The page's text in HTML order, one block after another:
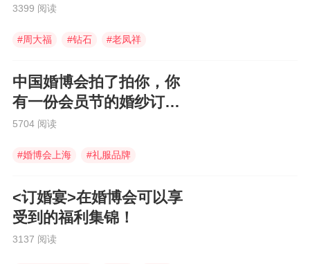
3399 阅读
#周大福 #钻石 #老凤祥
中国婚博会拍了拍你，你
有一份会员节的婚纱订购
福利待领取~
5704 阅读
#婚博会上海 #礼服品牌
<订婚宴>在婚博会可以享
受到的福利集锦！
3137 阅读